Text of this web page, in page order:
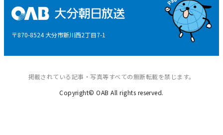
〒870-8524 大分市新川西2丁目7-1
掲載されている記事・写真等すべての無断転載を禁じます。
Copyright© OAB All rights reserved.